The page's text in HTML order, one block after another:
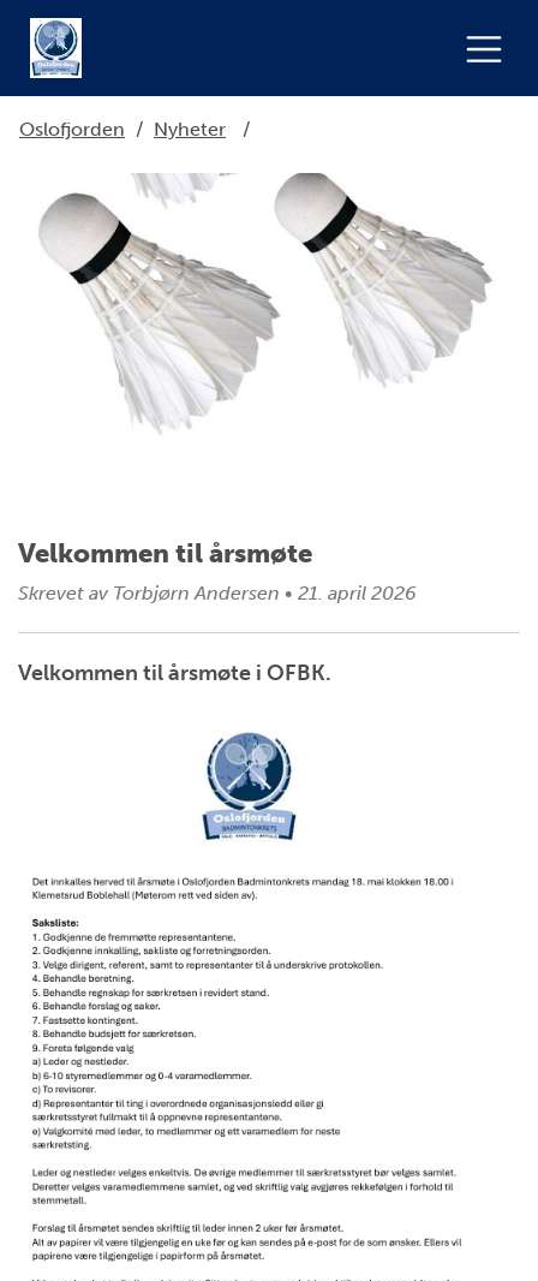
Oslofjorden / Nyheter /
Velkommen til årsmøte
Skrevet av Torbjørn Andersen • 21. april 2026
Velkommen til årsmøte i OFBK.